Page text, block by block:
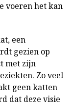
voeren het kan
een
gezien op
met zijn
Zo veel
geen katten
dat deze visie